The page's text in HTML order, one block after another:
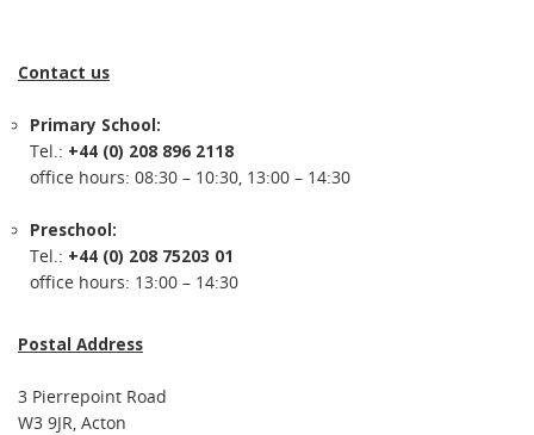
Contact us
Primary School:
Tel.: +44 (0) 208 896 2118
office hours: 08:30 – 10:30, 13:00 – 14:30
Preschool:
Tel.: +44 (0) 208 75203 01
office hours: 13:00 – 14:30
Postal Address
3 Pierrepoint Road
W3 9JR, Acton